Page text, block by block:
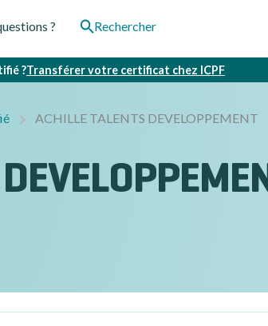
? Rechercher
?Transférer votre certificat chez ICPF
ACHILLE TALENTS DEVELOPPEMENT